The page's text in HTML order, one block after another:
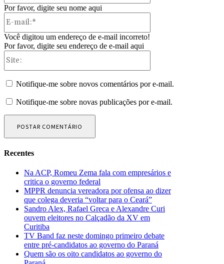
Por favor, digite seu nome aqui
Você digitou um endereço de e-mail incorreto!
Por favor, digite seu endereço de e-mail aqui
Notifique-me sobre novos comentários por e-mail.
Notifique-me sobre novas publicações por e-mail.
Recentes
Na ACP, Romeu Zema fala com empresários e
critica o governo federal
MPPR denuncia vereadora por ofensa ao dizer
que colega deveria “voltar para o Ceará”
Sandro Alex, Rafael Greca e Alexandre Curi
ouvem eleitores no Calçadão da XV em
Curitiba
TV Band faz neste domingo primeiro debate
entre pré-candidatos ao governo do Paraná
Quem são os oito candidatos ao governo do